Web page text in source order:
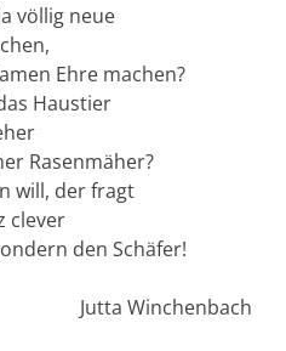
völlig neue
Ehre machen?
Haustier
Rasenmäher?
will, der fragt
clever
den Schäfer!
Jutta Winchenbach